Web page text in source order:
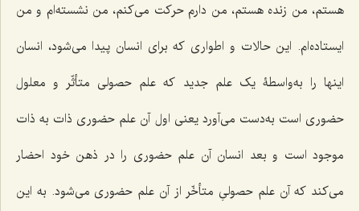
هستم، من زنده هستم، من دارم حرکت می‌کنم، من نشسته‌ام و من
ایستاده‌ام. این حالات و اطواری که برای انسان پیدا می‌شود، انسان
اینها را به‌واسطۀ یک علم جدید که علم حصولی متأثّر و معلول
حضوری است به‌دست می‌آورد یعنی اول آن علم حضوری ذات به ذات
موجود است و بعد انسان آن علم حضوری را در ذهن خود احضار
می‌کند که آن علم حصولیِ متأخّر از آن علم حضوری می‌شود. به این‌